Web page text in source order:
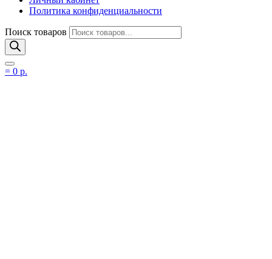
Политика конфиденциальности
Поиск товаров
= 0 р.